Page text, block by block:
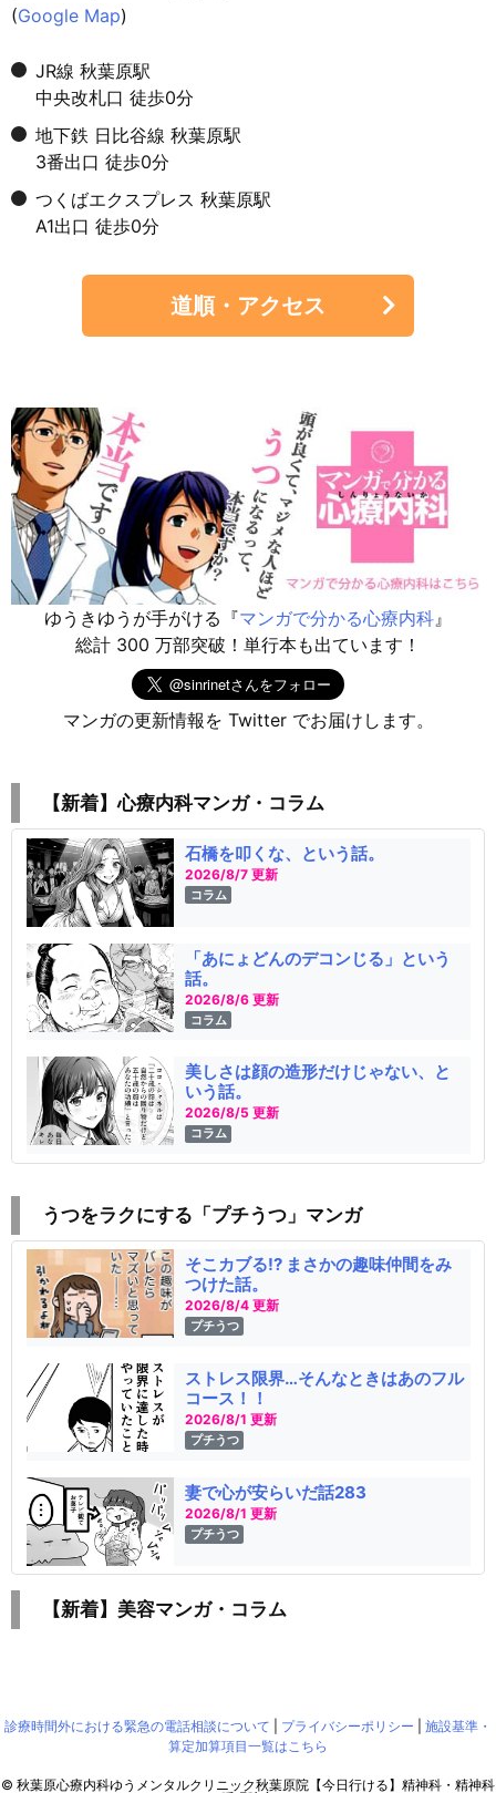
(Google Map)
JR線 秋葉原駅
中央改札口 徒歩0分
地下鉄 日比谷線 秋葉原駅
3番出口 徒歩0分
つくばエクスプレス 秋葉原駅
A1出口 徒歩0分
道順・アクセス
ゆうきゆうが手がける『マンガで分かる心療内科』
総計 300 万部突破！単行本も出ています！
マンガの更新情報を Twitter でお届けします。
【新着】心療内科マンガ・コラム
石橋を叩くな、という話。
2026/8/7 更新
コラム
「あにょどんのデコンじる」という
話。
2026/8/6 更新
コラム
美しさは顔の造形だけじゃない、と
いう話。
2026/8/5 更新
コラム
うつをラクにする「プチうつ」マンガ
そこカブる!? まさかの趣味仲間をみ
つけた話。
2026/8/4 更新
プチうつ
ストレス限界…そんなときはあのフル
コース！！
2026/8/1 更新
プチうつ
妻で心が安らいだ話283
2026/8/1 更新
プチうつ
【新着】美容マンガ・コラム
診療時間外における緊急の電話相談について プライバシーポリシー
施設基準・
算定加算項目一覧はこちら
© 秋葉原心療内科ゆうメンタルクリニック秋葉原院【今日行ける】精神科・精神科